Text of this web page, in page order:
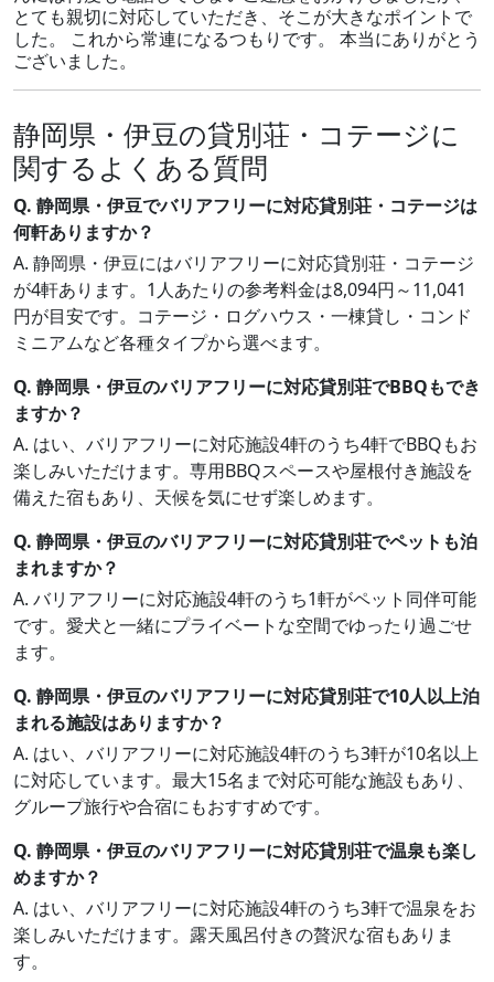
とても親切に対応していただき、そこが大きなポイントで
した。 これから常連になるつもりです。 本当にありがとう
ございました。
静岡県・伊豆の貸別荘・コテージに
関するよくある質問
Q. 静岡県・伊豆でバリアフリーに対応貸別荘・コテージは
何軒ありますか？
A. 静岡県・伊豆にはバリアフリーに対応貸別荘・コテージ
が4軒あります。1人あたりの参考料金は8,094円～11,041
円が目安です。コテージ・ログハウス・一棟貸し・コンド
ミニアムなど各種タイプから選べます。
Q. 静岡県・伊豆のバリアフリーに対応貸別荘でBBQもでき
ますか？
A. はい、バリアフリーに対応施設4軒のうち4軒でBBQもお
楽しみいただけます。専用BBQスペースや屋根付き施設を
備えた宿もあり、天候を気にせず楽しめます。
Q. 静岡県・伊豆のバリアフリーに対応貸別荘でペットも泊
まれますか？
A. バリアフリーに対応施設4軒のうち1軒がペット同伴可能
です。愛犬と一緒にプライベートな空間でゆったり過ごせ
ます。
Q. 静岡県・伊豆のバリアフリーに対応貸別荘で10人以上泊
まれる施設はありますか？
A. はい、バリアフリーに対応施設4軒のうち3軒が10名以上
に対応しています。最大15名まで対応可能な施設もあり、
グループ旅行や合宿にもおすすめです。
Q. 静岡県・伊豆のバリアフリーに対応貸別荘で温泉も楽し
めますか？
A. はい、バリアフリーに対応施設4軒のうち3軒で温泉をお
楽しみいただけます。露天風呂付きの贅沢な宿もありま
す。